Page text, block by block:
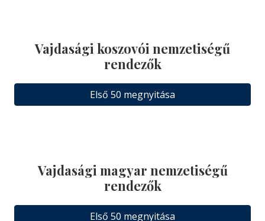
Vajdasági koszovói nemzetiségű
rendezők
Első 50 megnyitása
Vajdasági magyar nemzetiségű
rendezők
Első 50 megnyitása